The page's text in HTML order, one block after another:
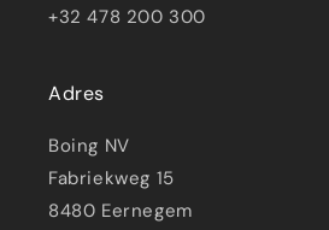
+32 478 200 300
Adres
Boing NV
Fabriekweg 15
8480 Eernegem